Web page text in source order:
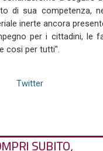
di sua competenza,
inerte ancora
per i cittadini, le
cosi per tutti".
Twitter